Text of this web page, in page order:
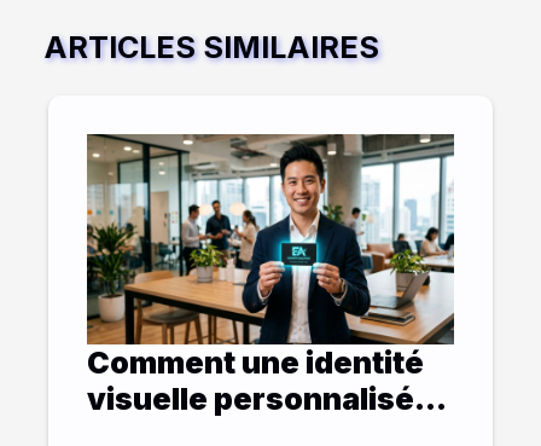
ARTICLES SIMILAIRES
Comment une identité
visuelle personnalisée